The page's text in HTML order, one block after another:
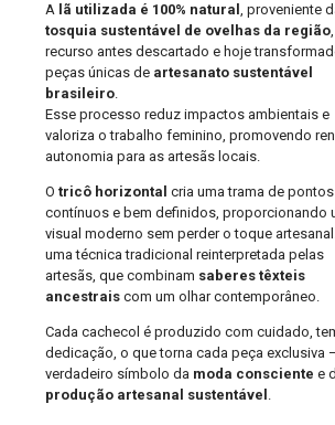
A lã utilizada é 100% natural , proveniente
tosquia sustentável de ovelhas da região
recurso antes descartado e hoje
peças únicas de artesanato sustentável
brasileiro.
Esse processo reduz impactos ambientais e
valoriza o trabalho feminino, promovendo
autonomia para as artesãs locais.
O tricô horizontal cria uma trama de pontos
contínuos e bem definidos, proporcionando
visual moderno sem perder o toque
uma técnica tradicional reinterpretada pelas
artesãs, que combinam saberes têxteis
ancestrais com um olhar contemporâneo.
Cada cachecol é produzido com cuidado,
dedicação, o que torna cada peça exclusiva
verdadeiro símbolo da moda consciente e
produção artesanal sustentável .